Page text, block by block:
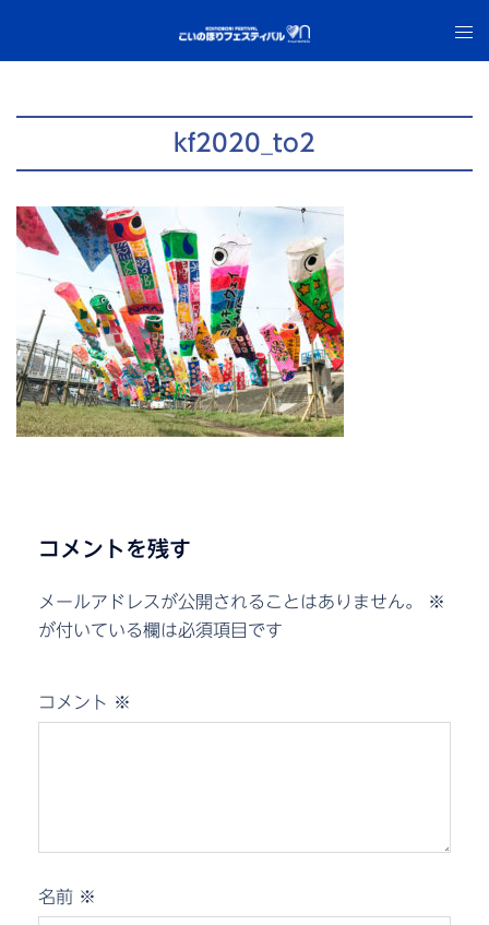
テ
ト
グ
メ
ュ
kf2020_to2
コメントを残す
メールアドレスが公開されることはありません。
※
が付いている欄は必須項目です
コメント ※
名前 ※